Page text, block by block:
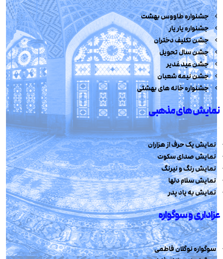
جشنواره طاووس بهشت
جشنواره یار یار
جشن تکلیف دختران
جشن سال تحویل
جشن عید غدیر
جشن نیمه شعبان
جشنواره خانه های بهشتی
نمایش های مذهبی
نمایش یک حرف از هزاران
نمایش صدای سکوت
نمایش رنگ و نیرنگ
نمایش سلام دلها
نمایش به یاد پدر
عزاداری و سوگواره
سوگواره نوگلان فاطمی